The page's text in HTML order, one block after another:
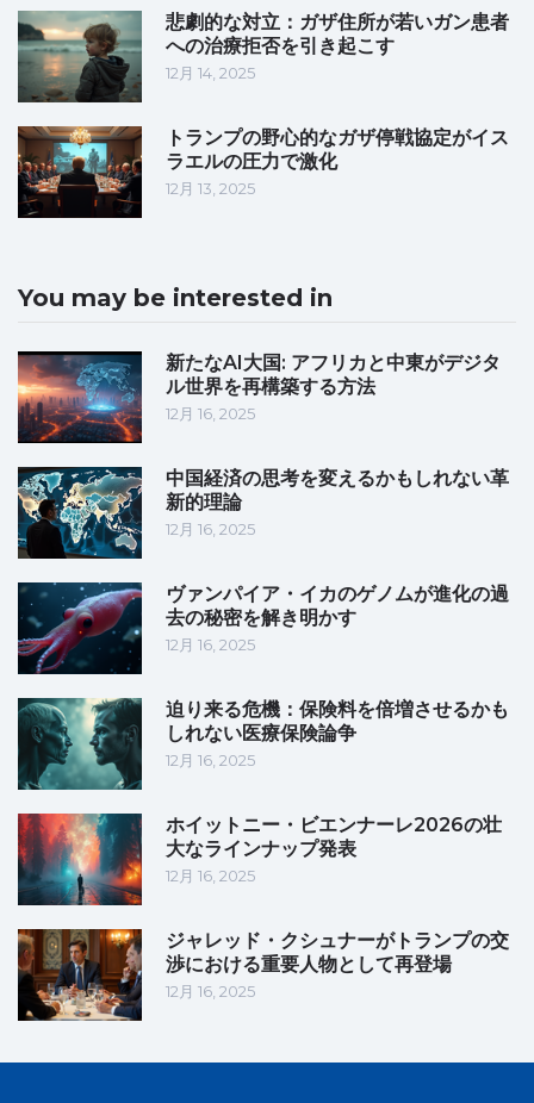
悲劇的な対立：ガザ住所が若いガン患者
への治療拒否を引き起こす
12月 14, 2025
トランプの野心的なガザ停戦協定がイス
ラエルの圧力で激化
12月 13, 2025
You may be interested in
新たなAI大国: アフリカと中東がデジタ
ル世界を再構築する方法
12月 16, 2025
中国経済の思考を変えるかもしれない革
新的理論
12月 16, 2025
ヴァンパイア・イカのゲノムが進化の過
去の秘密を解き明かす
12月 16, 2025
迫り来る危機：保険料を倍増させるかも
しれない医療保険論争
12月 16, 2025
ホイットニー・ビエンナーレ2026の壮
大なラインナップ発表
12月 16, 2025
ジャレッド・クシュナーがトランプの交
渉における重要人物として再登場
12月 16, 2025